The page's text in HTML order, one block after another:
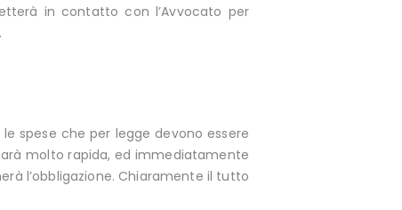
in contatto con l’Avvocato per
spese che per legge devono essere
molto rapida, ed immediatamente
l’obbligazione. Chiaramente il tutto